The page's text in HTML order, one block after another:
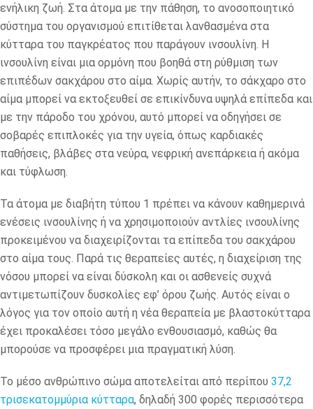
ενήλικη ζωή. Στα άτομα με την πάθηση, το ανοσοποιητικό
σύστημα του οργανισμού επιτίθεται λανθασμένα στα
κύτταρα του παγκρέατος που παράγουν ινσουλίνη. Η
ινσουλίνη είναι μια ορμόνη που βοηθά στη ρύθμιση των
επιπέδων σακχάρου στο αίμα. Χωρίς αυτήν, το σάκχαρο στο
αίμα μπορεί να εκτοξευθεί σε επικίνδυνα υψηλά επίπεδα και
με την πάροδο του χρόνου, αυτό μπορεί να οδηγήσει σε
σοβαρές επιπλοκές για την υγεία, όπως καρδιακές
παθήσεις, βλάβες στα νεύρα, νεφρική ανεπάρκεια ή ακόμα
και τύφλωση.
Τα άτομα με διαβήτη τύπου 1 πρέπει να κάνουν καθημερινά
ενέσεις ινσουλίνης ή να χρησιμοποιούν αντλίες ινσουλίνης
προκειμένου να διαχειρίζονται τα επίπεδα του σακχάρου
στο αίμα τους. Παρά τις θεραπείες αυτές, η διαχείριση της
νόσου μπορεί να είναι δύσκολη και οι ασθενείς συχνά
αντιμετωπίζουν δυσκολίες εφ’ όρου ζωής. Αυτός είναι ο
λόγος για τον οποίο αυτή η νέα θεραπεία με βλαστοκύτταρα
έχει προκαλέσει τόσο μεγάλο ενθουσιασμό, καθώς θα
μπορούσε να προσφέρει μια πραγματική λύση.
Το μέσο ανθρώπινο σώμα αποτελείται από περίπου 37,2
τρισεκατομμύρια κύτταρα, δηλαδή 300 φορές περισσότερα